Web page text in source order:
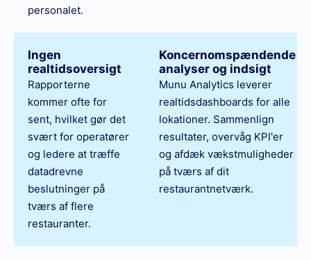
personalet.
Ingen
realtidsoversigt
Rapporterne
kommer ofte for
sent, hvilket gør det
svært for operatører
og ledere at træffe
datadrevne
beslutninger på
tværs af flere
restauranter.
Koncernomspændende
analyser og indsigt
Munu Analytics leverer
realtidsdashboards for alle
lokationer. Sammenlign
resultater, overvåg KPI'er
og afdæk vækstmuligheder
på tværs af dit
restaurantnetværk.